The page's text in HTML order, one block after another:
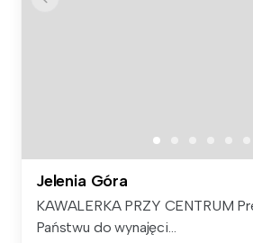
Jelenia Góra
KAWALERKA PRZY CENTRUM
Państwu do wynajęci...